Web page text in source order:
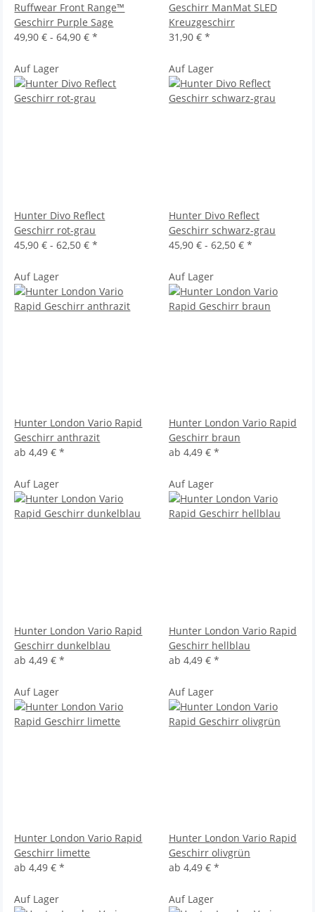
Ruffwear Front Range™
Geschirr Purple Sage
49,90 € -64,90 €*
Geschirr ManMat SLED
Kreuzgeschirr
31,90 € *
Auf Lager
Hunter Divo Reflect
Geschirr rot-grau
45,90 € -62,50 €*
Auf Lager
Hunter Divo Reflect
Geschirr schwarz-grau
45,90 € - 62,50 € *
Auf Lager
Hunter London Vario Rapid
Geschirr anthrazit
ab4,49 €*
Auf Lager
Hunter London Vario Rapid
Geschirr braun
ab 4,49 € *
Auf Lager
Hunter London Vario Rapid
Geschirr dunkelblau
ab4,49 €*
Auf Lager
Hunter London Vario Rapid
Geschirr hellblau
ab 4,49 € *
Auf Lager
Hunter London Vario Rapid
Geschirr limette
ab4,49 €*
Auf Lager
Hunter London Vario Rapid
Geschirr olivgrün
ab 4,49 € *
Auf Lager Auf Lager